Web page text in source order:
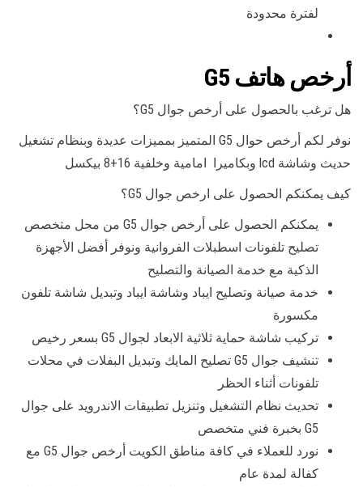
لفترة محدودة
أرخص هاتف G5
هل ترغب بالحصول على أرخص جوال G5؟
نوفر لكم أرخص حوال G5 المتميز بمميزات عديدة وبنظام تشغيل
حديث وشاشة lcd وبكاميرا امامية وخلفية 16+8 بيكسل
كيف يمكنكم الحصول على ارخص جوال G5؟
يمكنكم الحصول على أرخص جوال G5 من محل متخصص
تصليح تلفونات اسطبلات الفروانية ونوفر أفضل الأجهزة
الذكية مع خدمة الصيانة والتصليح
خدمة صيانة وتصليح ايباد وشاشة ايباد وتبديل شاشة تلفون
مكسورة
تركيب شاشة حماية ثلاثية الابعاد لجوال G5 بسعر رخيص
تنشيف جوال G5 تصليح المايك وتبديل البفلات في محلات
تلفونات أثناء الحظر
تحديث نظام التشغيل وتنزيل تطبيقات الاندرويد على جوال
G5 بخبرة فني متخصص
نورد للعملاء في كافة مناطق الكويت أرخص جوال G5 مع
كفالة لمدة عام